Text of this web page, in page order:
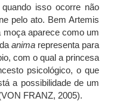
isso ocorre não
pelo ato. Bem Artemis
moça aparece como um
animarepresenta para
com o qual a princesa
psicológico, o que
a possibilidade de um
FRANZ, 2005).